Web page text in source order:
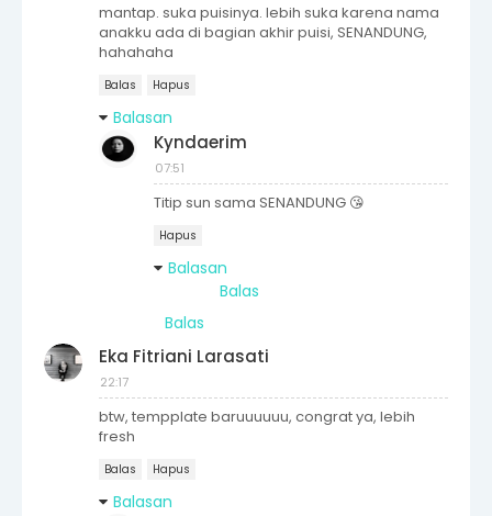
mantap. suka puisinya. lebih suka karena nama
anakku ada di bagian akhir puisi, SENANDUNG,
hahahaha
Balas Hapus
Balasan
Kyndaerim
07:51
Titip sun sama SENANDUNG 😘
Hapus
Balasan
Balas
Balas
Eka Fitriani Larasati
22:17
btw, tempplate baruuuuuu, congrat ya, lebih
fresh
Balas Hapus
Balasan